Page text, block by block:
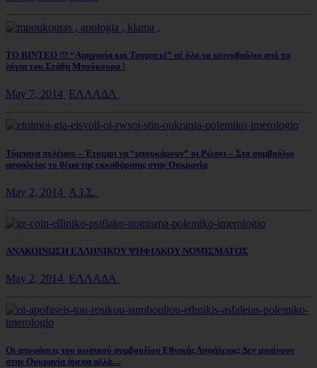
ΤΟ ΒΙΝΤΕΟ !!! “Αμηχανία και Τουμπεκί” σέ όλο το κοινοβούλιο από τα
λόγια του Στάθη Μπούκουρα !
May 7, 2014 ΕΛΛΑΔΑ
Τύμπανα πολέμου – Έτοιμοι να “μπουκάρουν” οι Ρώσοι – Στο συμβούλιο
ασφαλείας το θέμα της εκκαθάρισης στην Ουκρανία
May 2, 2014 Α.Ι.Σ.
ΑΝΑΚΟΙΝΩΣΗ ΕΛΛΗΝΙΚΟΥ ΨΗΦΙΑΚΟΥ ΝΟΜΙΣΜΑΤΟΣ
May 2, 2014 ΕΛΛΑΔΑ
Οι αποφάσεις του ρωσικού συμβουλίου Εθνικής Ασφάλειας: Δεν μπαίνουν
στην Ουκρανία άμεσα αλλά…